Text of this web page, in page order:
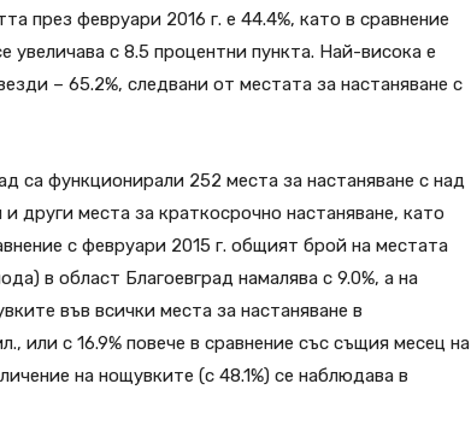
през февруари 2016 г. е 44.4%, като в сравнение
увеличава с 8.5 процентни пункта. Най-висока е
– 65.2%, следвани от местата за настаняване с
са функционирали 252 места за настаняване с над
други места за краткосрочно настаняване, като
с февруари 2015 г. общият брой на местата
в област Благоевград намалява с 9.0%, а на
във всички места за настаняване в
или с 16.9% повече в сравнение със същия месец на
на нощувките (с 48.1%) се наблюдава в